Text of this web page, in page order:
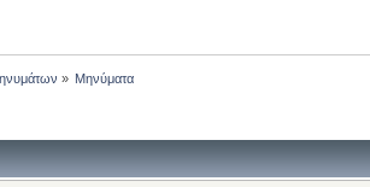
» Μηνύματα